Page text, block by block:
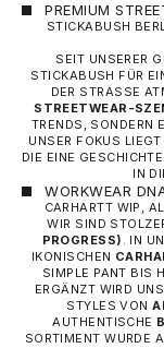
PREMIUM
STICKABUSH
SEIT UNSERER
STICKABUSH FÜR
DER STRASSE
STREETWEAR-
TRENDS, SONDERN
UNSER FOKUS
DIE EINE
N
WORKWEAR
CARHARTT WIP,
WIR SIND
PROGRESS) . IN
IKONISCHEN
SIMPLE PANT BIS
ERGÄNZT WIRD
STYLES VON
AUTHENTISCHE
SORTIMENT WURDE